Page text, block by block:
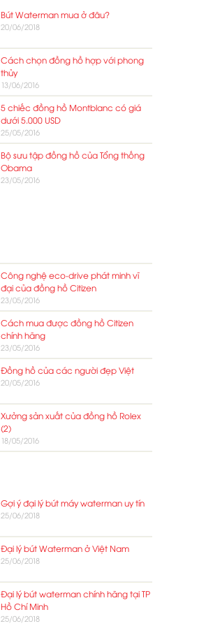
Bút Waterman mua ở đâu?
20/06/2018
Cách chọn đồng hồ hợp với phong
thủy
13/06/2016
5 chiếc đồng hồ Montblanc có giá
dưới 5.000 USD
25/05/2016
Bộ sưu tập đồng hồ của Tổng thống
Obama
23/05/2016
Công nghệ eco-drive phát minh vĩ
đại của đồng hồ Citizen
23/05/2016
Cách mua được đồng hồ Citizen
chính hãng
23/05/2016
Đồng hồ của các người đẹp Việt
20/05/2016
Xưởng sản xuất của đồng hồ Rolex
(2)
18/05/2016
Gợi ý đại lý bút máy waterman uy tín
25/06/2018
Đại lý bút Waterman ở Việt Nam
25/06/2018
Đại lý bút waterman chính hãng tại TP
Hồ Chí Minh
25/06/2018